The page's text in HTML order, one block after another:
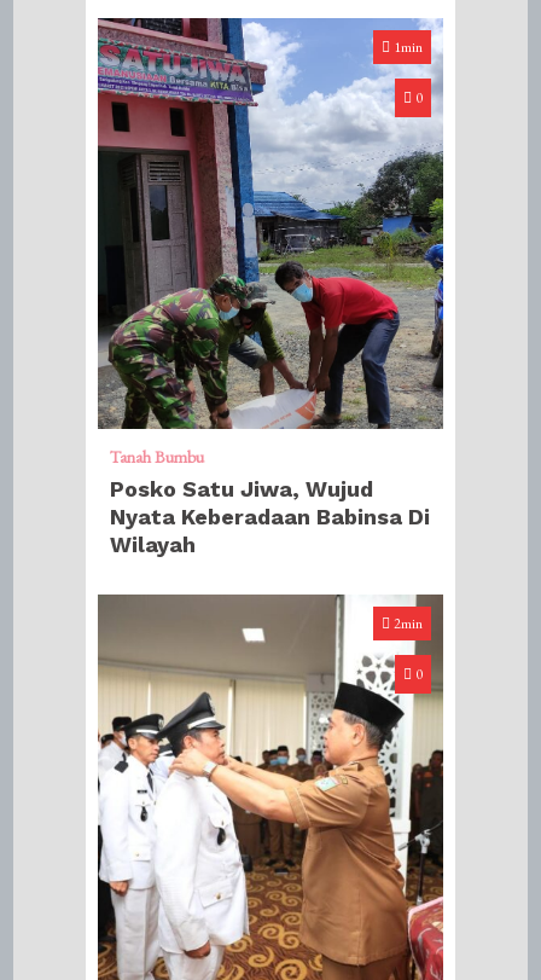
1min
0
Tanah Bumbu
Posko Satu Jiwa, Wujud
Nyata Keberadaan Babinsa Di
Wilayah
2min
0